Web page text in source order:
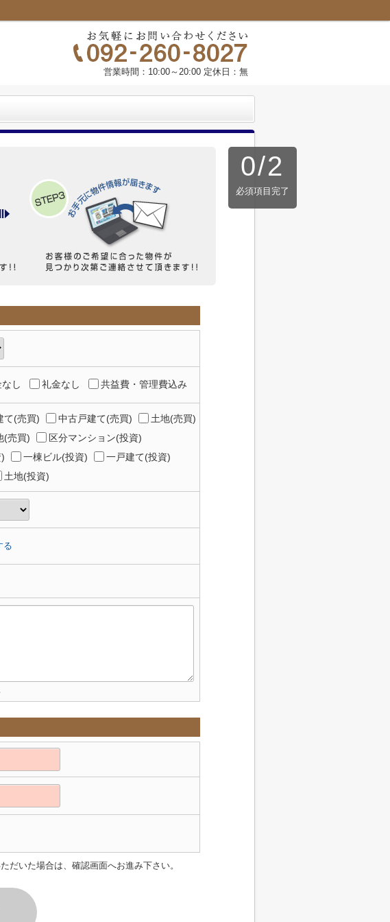
営業時間：10:00～20:00 定休日：無
0/2
必須項目完了
し 礼金なし 共益費・管理費込み
て(売買) 中古戸建て(売買)
土地(売買)
(売買)
区分マンション(投資)
一棟ビル(投資)
一戸建て(投資)
土地(投資)
る
だいた場合は、確認画面へお進み下さい。